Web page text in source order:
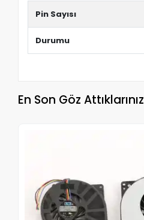
Pin Sayısı
Durumu
En Son Göz Attıklarınız